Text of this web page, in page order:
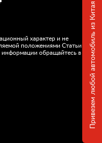
Привезем любой автомобиль из Китая
характер и не
положениями Статьи
обращайтесь в